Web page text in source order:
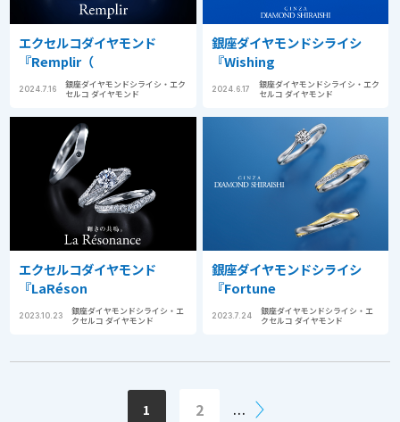
エクセルコダイヤモンド
『Remplir（
2024.7.16
銀座ダイヤモンドシライシ・エク
セルコ ダイヤモンド
銀座ダイヤモンドシライシ
『Wishing
2024.6.17
銀座ダイヤモンドシライシ・エク
セルコ ダイヤモンド
エクセルコダイヤモンド
『LaRéson
2023.10.23
銀座ダイヤモンドシライシ・エ
クセルコ ダイヤモンド
銀座ダイヤモンドシライシ
『Fortune
2023.7.24
銀座ダイヤモンドシライシ・エ
クセルコ ダイヤモンド
1 2 ...